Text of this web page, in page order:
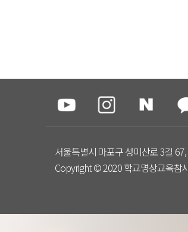
서울특별시 마포구 성미산로 3길
Copyright © 2020 학교명상교육참